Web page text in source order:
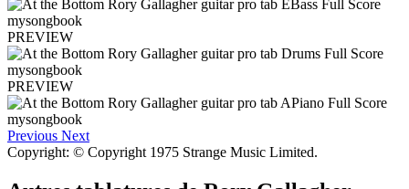
PREVIEW
PREVIEW
Previous Next
Copyright: © Copyright 1975 Strange Music Limited.